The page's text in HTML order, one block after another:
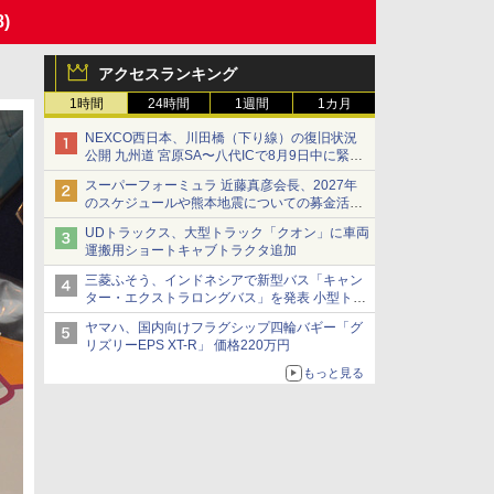
アクセスランキング
1時間 24時間 1週間 1カ月
NEXCO西日本、川田橋（下り線）の復旧状況
公開 九州道 宮原SA〜八代ICで8月9日中に緊急
車両を通行可能に
スーパーフォーミュラ 近藤真彦会長、2027年
のスケジュールや熊本地震についての募金活動
を紹介
UDトラックス、大型トラック「クオン」に車両
運搬用ショートキャブトラクタ追加
三菱ふそう、インドネシアで新型バス「キャン
ター・エクストラロングバス」を発表 小型トラ
ックベースの観光・旅客輸送向けバス
ヤマハ、国内向けフラグシップ四輪バギー「グ
リズリーEPS XT-R」 価格220万円
もっと見る